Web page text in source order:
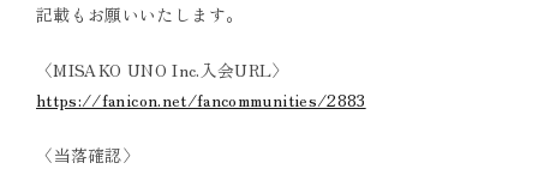
記載もお願いいたします。
〈MISAKO UNO Inc.入会URL〉
https://fanicon.net/fancommunities/2883
〈当落確認〉